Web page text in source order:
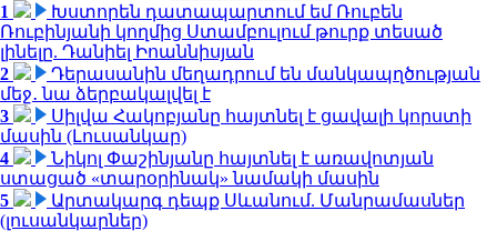
1
Խստորեն դատապարտում եմ Ռուբեն
Ռուբինյանի կողմից Ստամբուլում թուրք տեսած
լինելը. Դանիել Իոաննիսյան
2
Դերասանին մեղադրում են մանկապղծության
մեջ․ նա ձերբակալվել է
3
Սիլվա Հակոբյանը հայտնել է ցավալի կորստի
մասին (Լուսանկար)
4
Նիկոլ Փաշինյանը հայտնել է առավոտյան
ստացած «տարօրինակ» նամակի մասին
5
Արտակարգ դեպք Սևանում. Մանրամասներ
(լուսանկարներ)